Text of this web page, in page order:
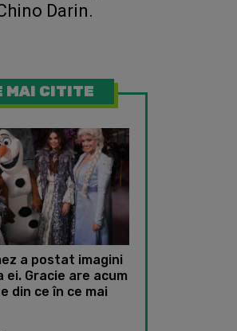
Darin.
MAI CITITE
a postat imagini
ei. Gracie are acum
din ce în ce mai